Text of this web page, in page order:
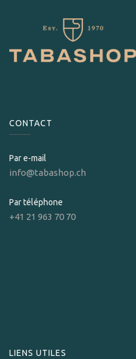
CONTACT
Par e-mail
info@tabashop.ch
Par téléphone
+41 21 963 70 70
LIENS UTILES